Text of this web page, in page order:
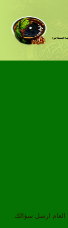
ارسل سؤالك